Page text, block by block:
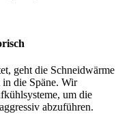
geht die Schneidwärme
die Späne. Wir
um die
abzuführen.